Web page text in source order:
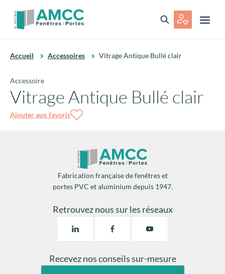
Accueil Accessoires Vitrage Antique Bullé clair
Accessoire
Vitrage Antique Bullé clair
Ajouter aux favoris
Fabrication française de fenêtres et
portes PVC et aluminium depuis 1947.
Retrouvez nous sur les réseaux
Recevez nos conseils sur-mesure